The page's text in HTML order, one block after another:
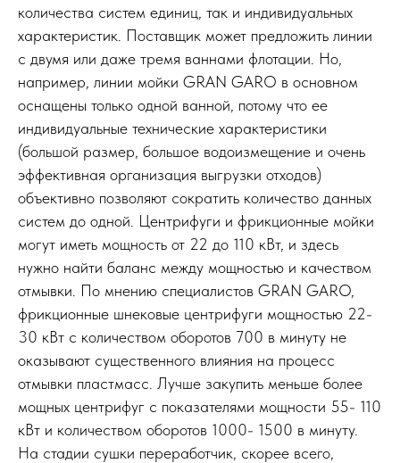
количества систем единиц, так и индивидуальных
характеристик. Поставщик может предложить линии
с двумя или даже тремя ваннами флотации. Но,
например, линии мойки GRAN GARO в основном
оснащены только одной ванной, потому что ее
индивидуальные технические характеристики
(большой размер, большое водоизмещение и очень
эффективная организация выгрузки отходов)
объективно позволяют сократить количество данных
систем до одной. Центрифуги и фрикционные мойки
могут иметь мощность от 22 до 110 кВт, и здесь
нужно найти баланс между мощностью и качеством
отмывки. По мнению специалистов GRAN GARO,
фрикционные шнековые центрифуги мощностью 22-
30 кВт с количеством оборотов 700 в минуту не
оказывают существенного влияния на процесс
отмывки пластмасс. Лучше закупить меньше более
мощных центрифуг с показателями мощности 55- 110
кВт и количеством оборотов 1000- 1500 в минуту.
На стадии сушки переработчик, скорее всего,